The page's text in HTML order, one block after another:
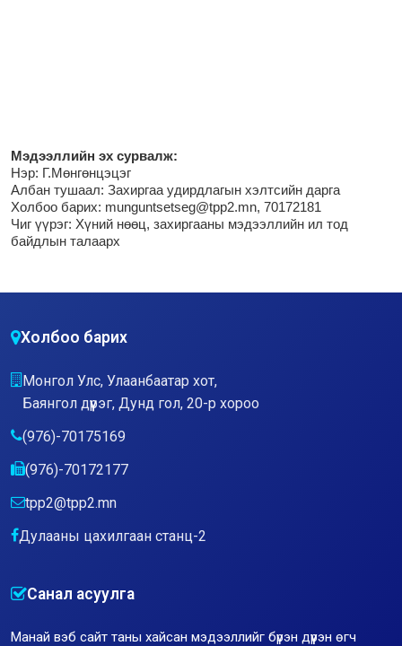
Мэдээллийн эх сурвалж:
Нэр: Г.Мөнгөнцэцэг
Албан тушаал: Захиргаа удирдлагын хэлтсийн дарга
Холбоо барих: munguntsetseg@tpp2.mn, 70172181
Чиг үүрэг: Хүний нөөц, захиргааны мэдээллийн ил тод
байдлын талаарх
Холбоо барих
Монгол Улс, Улаанбаатар хот,
Баянгол дүүрэг, Дунд гол, 20-р хороо
(976)-70175169
(976)-70172177
tpp2@tpp2.mn
Дулааны цахилгаан станц-2
Санал асуулга
Манай вэб сайт таны хайсан мэдээллийг бүрэн дүүрэн өгч